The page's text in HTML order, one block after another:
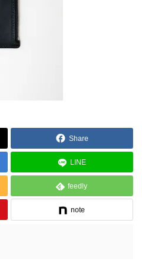
Share
LINE
feedly
note